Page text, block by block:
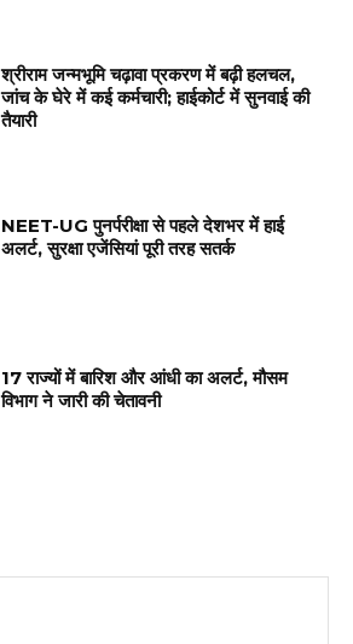
श्रीराम जन्मभूमि चढ़ावा प्रकरण में बढ़ी हलचल,
जांच के घेरे में कई कर्मचारी; हाईकोर्ट में सुनवाई की
तैयारी
NEET-UG पुनर्परीक्षा से पहले देशभर में हाई
अलर्ट, सुरक्षा एजेंसियां पूरी तरह सतर्क
17 राज्यों में बारिश और आंधी का अलर्ट, मौसम
विभाग ने जारी की चेतावनी